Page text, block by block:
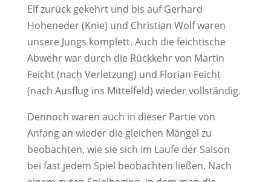
Elf zurück gekehrt und bis auf Gerhard
Hoheneder (Knie) und Christian Wolf waren
unsere Jungs komplett. Auch die feichtische
Abwehr war durch die Rückkehr von Martin
Feicht (nach Verletzung) und Florian Feicht
(nach Ausflug ins Mittelfeld) wieder vollständig.
Dennoch waren auch in dieser Partie von
Anfang an wieder die gleichen Mängel zu
beobachten, wie sie sich im Laufe der Saison
bei fast jedem Spiel beobachten ließen. Nach